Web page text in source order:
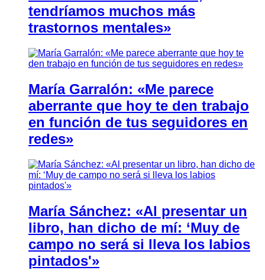
tendríamos muchos más
trastornos mentales»
María Garralón: «Me parece
aberrante que hoy te den trabajo
en función de tus seguidores en
redes»
María Sánchez: «Al presentar un
libro, han dicho de mí: ‘Muy de
campo no será si lleva los labios
pintados'»